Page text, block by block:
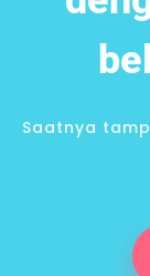
Saatnya